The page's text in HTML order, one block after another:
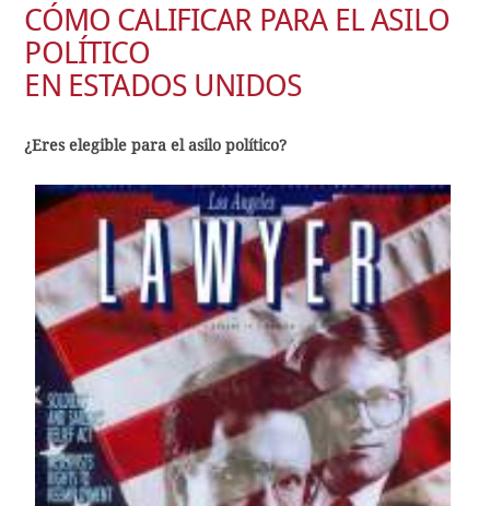
CÓMO CALIFICAR PARA EL ASILO
POLÍTICO
EN ESTADOS UNIDOS
¿Eres elegible para el asilo político?